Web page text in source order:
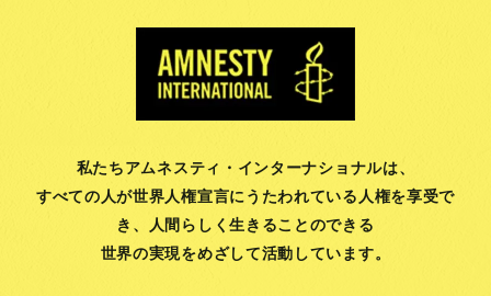
私たちアムネスティ・インターナショナルは、
すべての人が世界人権宣言にうたわれている人権を享受で
き、
人間らしく生きることのできる
世界の実現をめざして活動しています。